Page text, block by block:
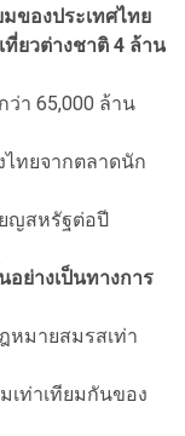
ของประเทศไทย
ยวต่างชาติ 4 ล้าน
ว่า 65,000 ล้าน
ไทยจากตลาดนัก
ญสหรัฐต่อปี
อย่างเป็นทางการ
หมายสมรสเท่า
เท่าเทียมกันของ